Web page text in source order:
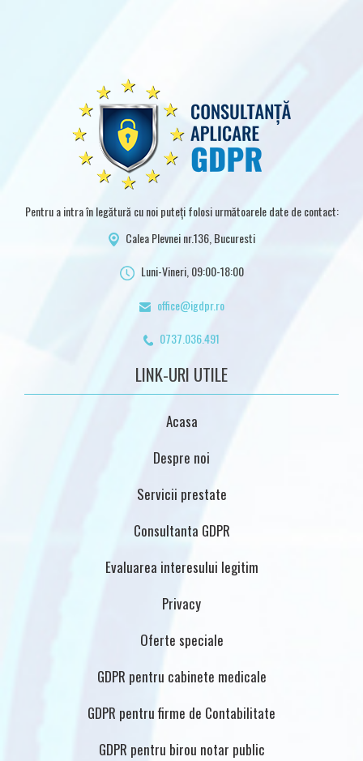
Pentru a intra în legătură cu noi puteți folosi următoarele date de contact:
Calea Plevnei nr.136, Bucuresti
Luni-Vineri, 09:00-18:00
office@igdpr.ro
0737.036.491
LINK-URI UTILE
Acasa
Despre noi
Servicii prestate
Consultanta GDPR
Evaluarea interesului legitim
Privacy
Oferte speciale
GDPR pentru cabinete medicale
GDPR pentru firme de Contabilitate
GDPR pentru birou notar public